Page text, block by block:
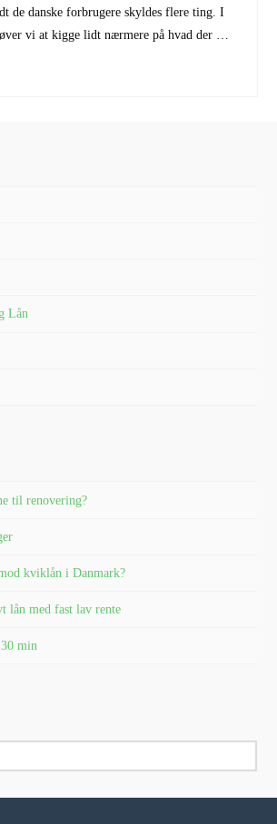
de danske forbrugere skyldes flere ting. I
vi at kigge lidt nærmere på hvad der …
Lån
til renovering?
kviklån i Danmark?
lån med fast lav rente
min